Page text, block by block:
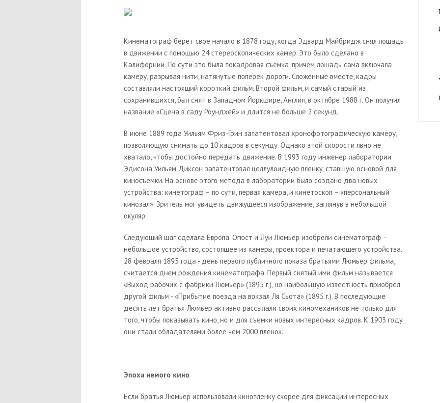
Кинематограф берет свое начало в 1878 году, когда Эдвард Майбридж снял лошадь
в движении с помощью 24 стереоскопических камер. Это было сделано в
Калифорнии. По сути это была покадровая съемка, причем лошадь сама включала
камеру, разрывая нити, натянутые поперек дороги. Сложенные вместе, кадры
составляли настоящий короткий фильм. Второй фильм, и самый старый из
сохранившихся, был снят в Западном Йоркшире, Англия, в октябре 1988 г. Он получил
название «Сцена в саду Роундхей» и длится не больше 2 секунд.
В июне 1889 года Уильям Фриз-Грин запатентовал хронофотографическую камеру,
позволяющую снимать до 10 кадров в секунду. Однако этой скорости явно не
хватало, чтобы достойно передать движение. В 1993 году инженер лаборатории
Эдисона Уильям Диксон запатентовал целлулоидную пленку, ставшую основой для
киносъемки. На основе этого метода в лаборатории было создано два новых
устройства: кинетограф – по сути, первая камера, и кинетоскоп – «персональный
кинозал». Зритель мог увидеть движущееся изображение, заглянув в небольшой
окуляр.
Следующий шаг сделала Европа. Огюст и Луи Люмьер изобрели синематограф –
небольшое устройство, состоящее из камеры, проектора и печатающего устройства.
28 февраля 1895 года - день первого публичного показа братьями Люмьер фильма,
считается днем рождения кинематографа. Первый снятый ими фильм называется
«Выход рабочих с фабрики Люмьер» (1895 г.), но наибольшую известность приобрел
другой фильм - «Прибытие поезда на вокзал Ля Сьота» (1895 г.). В последующие
десять лет братья Люмьер активно рассылали своих киномехаников не только для
того, чтобы показывать кино, но и для съемки новых интересных кадров. К 1903 году
они стали обладателями более чем 2000 пленок.
Эпоха немого кино
Если братья Люмьер использовали кинопленку скорее для фиксации интересных